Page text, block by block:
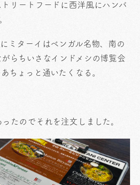
トリートフードに西洋風にハンバ
ミターイはベンガル名物、南の
らちいさなインドメシの博覧会
ちょっと通いたくなる。
たのでそれを注文しました。